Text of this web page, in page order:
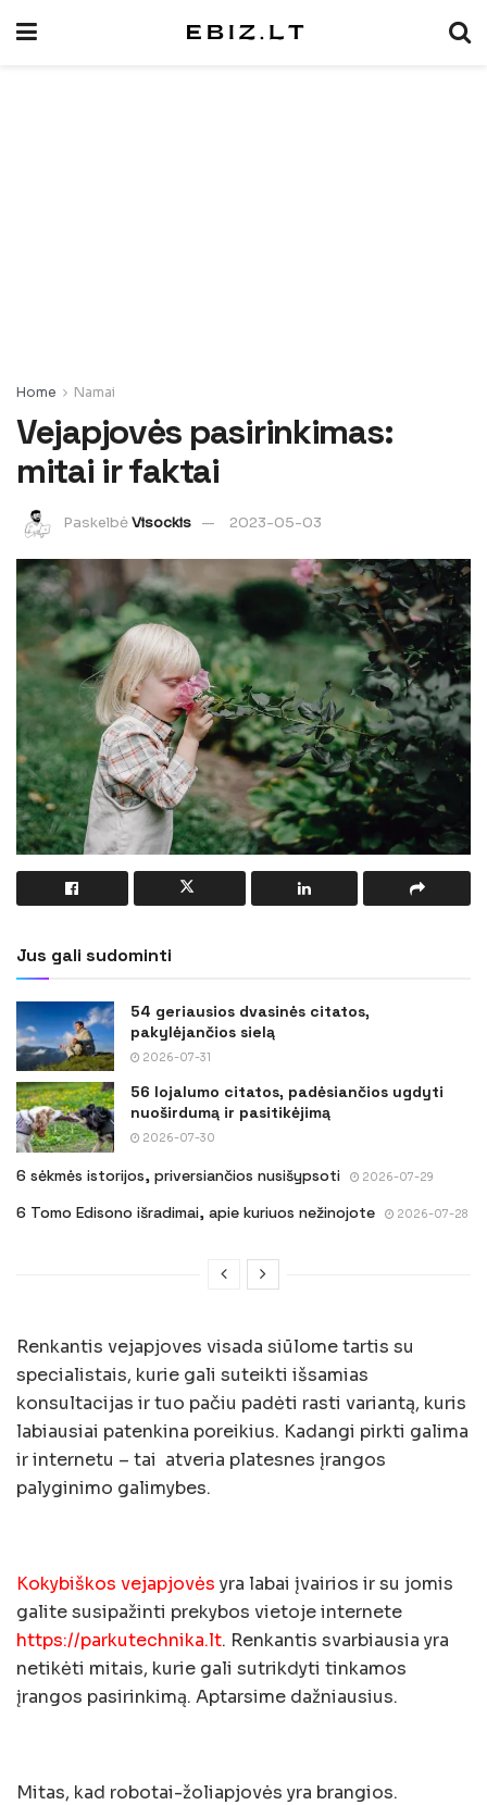
Home Namai
Vejapjovės pasirinkimas:
mitai ir faktai
PaskelbėVisockis 2023-05-03
Jus gali sudominti
54 geriausios dvasinės citatos,
pakylėjančios sielą
2026-07-31
56 lojalumo citatos, padėsiančios ugdyti
nuoširdumą ir pasitikėjimą
2026-07-30
6 sėkmės istorijos, priversiančios nusišypsoti 2026-07-29
6 Tomo Edisono išradimai, apie kuriuos nežinojote 2026-07-28
Renkantis vejapjoves visada siūlome tartis su
specialistais, kurie gali suteikti išsamias
konsultacijas ir tuo pačiu padėti rasti variantą, kuris
labiausiai patenkina poreikius. Kadangi pirkti galima
ir internetu – tai atveria platesnes įrangos
palyginimo galimybes.
Kokybiškos vejapjovės yra labai įvairios ir su jomis
galite susipažinti prekybos vietoje internete
https://parkutechnika.lt. Renkantis svarbiausia yra
netikėti mitais, kurie gali sutrikdyti tinkamos
įrangos pasirinkimą. Aptarsime dažniausius.
Mitas, kad robotai-žoliapjovės yra brangios.